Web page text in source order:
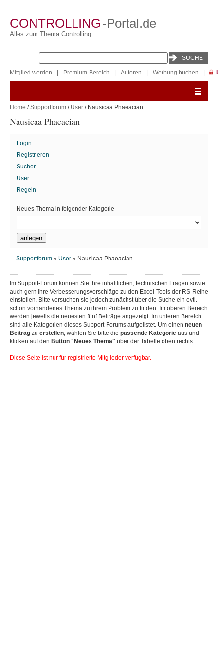
CONTROLLING-Portal.de
Alles zum Thema Controlling
Mitglied werden Premium-Bereich Autoren Werbung buchen
Home /Supportforum / User / Nausicaa Phaeacian
Nausicaa Phaeacian
Login
Registrieren
Suchen
User
Regeln
Neues Thema in folgender Kategorie
Supportforum » User » Nausicaa Phaeacian
Im Support-Forum können Sie ihre inhaltlichen, technischen Fragen sowie
auch gern ihre Verbesserungsvorschläge zu den Excel-Tools der RS-Reihe
einstellen. Bitte versuchen sie jedoch zunächst über die Suche ein evtl.
schon vorhandenes Thema zu ihrem Problem zu finden. Im oberen Bereich
werden jeweils die neuesten fünf Beiträge angezeigt. Im unteren Bereich
sind alle Kategorien dieses Support-Forums aufgelistet. Um einen neuen
Beitrag zu erstellen, wählen Sie bitte die passende Kategorie aus und
klicken auf den Button "Neues Thema" über der Tabelle oben rechts.
Diese Seite ist nur für registrierte Mitglieder verfügbar.